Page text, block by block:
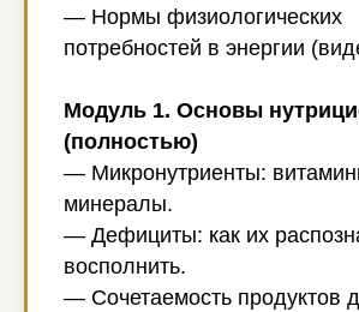
— Нормы физиологических
потребностей в энергии
Модуль 1. Основы
(полностью)
— Микронутриенты:
минералы.
— Дефициты: как их
восполнить.
— Сочетаемость продуктов